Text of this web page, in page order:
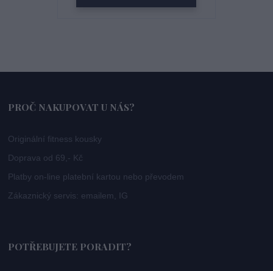
PROČ NAKUPOVAT U NÁS?
Originální fitness kousky
Doprava od 69,- Kč
Platby on-line platební kartou nebo převodem
Zákaznický servis: emailem, IG
POTŘEBUJETE PORADIT?